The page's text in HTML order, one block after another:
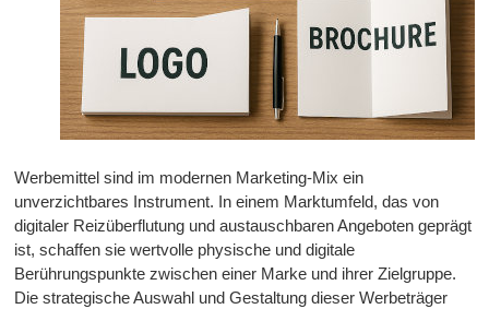
Werbemittel sind im modernen Marketing-Mix ein
unverzichtbares Instrument. In einem Marktumfeld, das von
digitaler Reizüberflutung und austauschbaren Angeboten geprägt
ist, schaffen sie wertvolle physische und digitale
Berührungspunkte zwischen einer Marke und ihrer Zielgruppe.
Die strategische Auswahl und Gestaltung dieser Werbeträger